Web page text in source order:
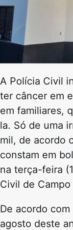
A Polícia Civil
ter câncer em
em familiares,
la. Só de uma
mil, de acordo
constam em
na terça-feira
Civil de Campo
De acordo
agosto deste